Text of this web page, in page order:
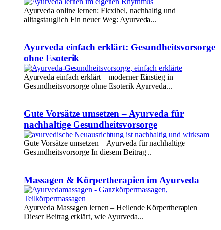
Ayurveda online lernen: Flexibel, nachhaltig und
alltagstauglich Ein neuer Weg: Ayurveda...
Ayurveda einfach erklärt: Gesundheitsvorsorge
ohne Esoterik
Ayurveda einfach erklärt – moderner Einstieg in
Gesundheitsvorsorge ohne Esoterik Ayurveda...
Gute Vorsätze umsetzen – Ayurveda für
nachhaltige Gesundheitsvorsorge
Gute Vorsätze umsetzen – Ayurveda für nachhaltige
Gesundheitsvorsorge In diesem Beitrag...
Massagen & Körpertherapien im Ayurveda
Ayurveda Massagen lernen – Heilende Körpertherapien
Dieser Beitrag erklärt, wie Ayurveda...